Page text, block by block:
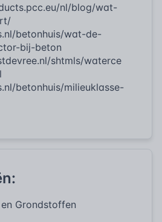
nl/blog/wat-
betonhuis/wat-de-
bij-beton
shtmls/waterce
betonhuis/milieuklasse-
Grondstoffen